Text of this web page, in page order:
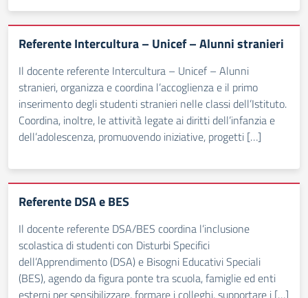
Referente Intercultura – Unicef – Alunni stranieri
Il docente referente Intercultura – Unicef – Alunni
stranieri, organizza e coordina l’accoglienza e il primo
inserimento degli studenti stranieri nelle classi dell’Istituto.
Coordina, inoltre, le attività legate ai diritti dell’infanzia e
dell’adolescenza, promuovendo iniziative, progetti […]
Referente DSA e BES
Il docente referente DSA/BES coordina l’inclusione
scolastica di studenti con Disturbi Specifici
dell’Apprendimento (DSA) e Bisogni Educativi Speciali
(BES), agendo da figura ponte tra scuola, famiglie ed enti
esterni per sensibilizzare, formare i colleghi, supportare i […]